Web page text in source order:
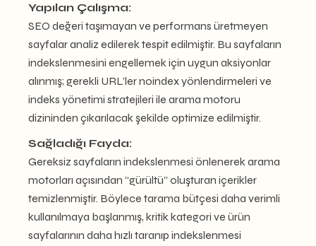
Yapılan Çalışma:
SEO değeri taşımayan ve performans üretmeyen
sayfalar analiz edilerek tespit edilmiştir. Bu sayfaların
indekslenmesini engellemek için uygun aksiyonlar
alınmış; gerekli URL’ler noindex yönlendirmeleri ve
indeks yönetimi stratejileri ile arama motoru
dizininden çıkarılacak şekilde optimize edilmiştir.
Sağladığı Fayda:
Gereksiz sayfaların indekslenmesi önlenerek arama
motorları açısından “gürültü” oluşturan içerikler
temizlenmiştir. Böylece tarama bütçesi daha verimli
kullanılmaya başlanmış, kritik kategori ve ürün
sayfalarının daha hızlı taranıp indekslenmesi